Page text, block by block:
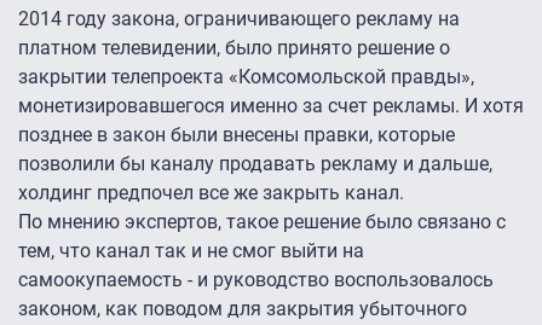
2014 году закона, ограничивающего рекламу на
платном телевидении, было принято решение о
закрытии телепроекта «Комсомольской правды»,
монетизировавшегося именно за счет рекламы. И хотя
позднее в закон были внесены правки, которые
позволили бы каналу продавать рекламу и дальше,
холдинг предпочел все же закрыть канал.
По мнению экспертов, такое решение было связано с
тем, что канал так и не смог выйти на
самоокупаемость - и руководство воспользовалось
законом, как поводом для закрытия убыточного